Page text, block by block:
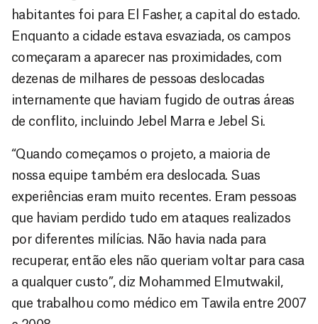
habitantes foi para El Fasher, a capital do estado.
Enquanto a cidade estava esvaziada, os campos
começaram a aparecer nas proximidades, com
dezenas de milhares de pessoas deslocadas
internamente que haviam fugido de outras áreas
de conflito, incluindo Jebel Marra e Jebel Si.
“Quando começamos o projeto, a maioria de
nossa equipe também era deslocada. Suas
experiências eram muito recentes. Eram pessoas
que haviam perdido tudo em ataques realizados
por diferentes milícias. Não havia nada para
recuperar, então eles não queriam voltar para casa
a qualquer custo”, diz Mohammed Elmutwakil,
que trabalhou como médico em Tawila entre 2007